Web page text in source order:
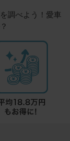
調べよう！愛車